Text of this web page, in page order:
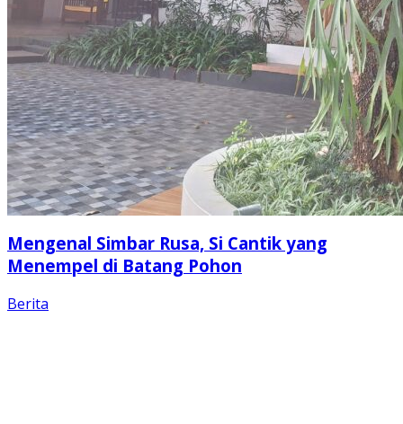
Mengenal Simbar Rusa, Si Cantik yang
Menempel di Batang Pohon
Berita